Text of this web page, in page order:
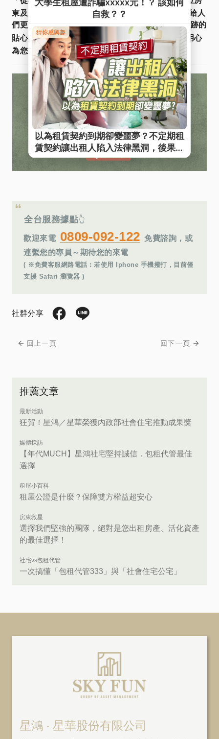
東及房客的聲音，因為我們深信好的住宅環境能帶給人
們更多的幸福感，服務不是SOP，而是對您不著痕跡的
貼心與用心。快加入
諮詢更多資訊，星鴻用心
為您管好宅，找好宅！
全台服務據點👆
歡迎來電 0809-092-122 免費諮詢，或
連繫您的專員～期待您的來電
( ※免費客服網路電話︰若使用 Iphone 手機撥打，目前僅
支援 Safari 瀏覽器 )
社群分享
回上一頁 回下一頁
推薦文章
最新活動
狂賀！星鴻／星華榮獲內政部社會住宅推動成果獎
媒體採訪
【年代MUCH】星鴻社宅堅持誠信．包租代管最佳
選擇
租屋小百科
租屋公證是什麼？保障雙方權益超安心
房東救星
選擇我們堅強的團隊，絕對是您出租房產、活化資產
的最佳選擇！
社宅vs包租代管
一次搞懂「包租代管333」與「社會住宅公宅」
星鴻 ‧ 星華股份有限公司